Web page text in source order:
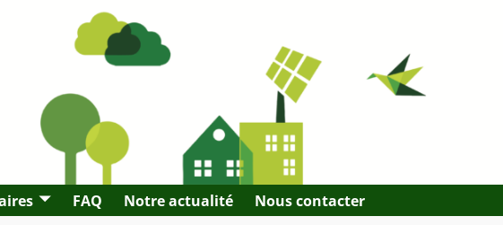
FAQ Notre actualité Nous contacter